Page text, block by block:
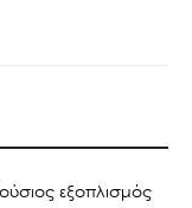
εξοπλισμός